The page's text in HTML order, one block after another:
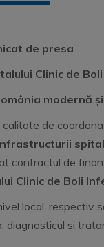
de presa
Clinic de
modernă
calitate de
contractul de
Clinic de Boli
local, respectiv
si